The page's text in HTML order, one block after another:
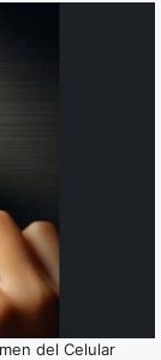
del Celular